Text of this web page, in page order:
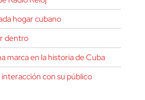
hogar cubano
dentro
marca en la historia de Cuba
interacción con su público